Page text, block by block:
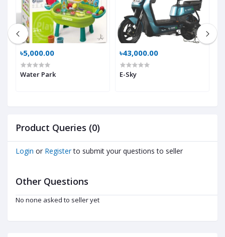
৳5,000.00
Water Park
৳43,000.00
E-Sky
Product Queries (0)
Login or Register to submit your questions to seller
Other Questions
No none asked to seller yet